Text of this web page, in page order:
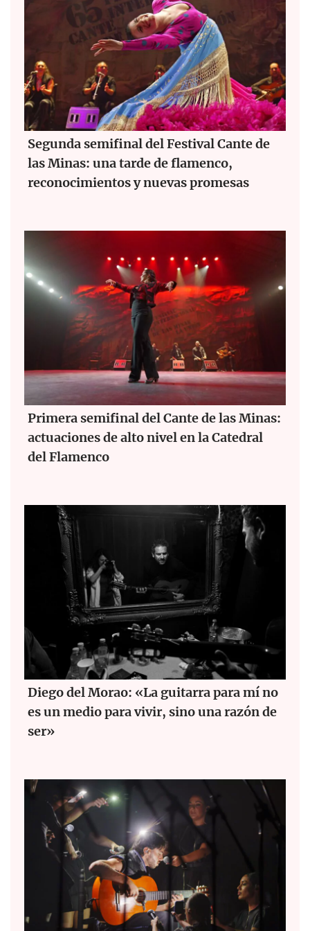
Segunda semifinal del Festival Cante de
las Minas: una tarde de flamenco,
reconocimientos y nuevas promesas
Primera semifinal del Cante de las Minas:
actuaciones de alto nivel en la Catedral
del Flamenco
Diego del Morao: «La guitarra para mí no
es un medio para vivir, sino una razón de
ser»